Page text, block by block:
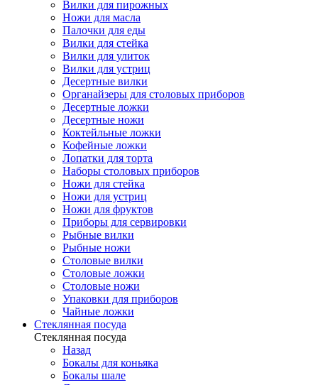
Вилки для пирожных
Ножи для масла
Палочки для еды
Вилки для стейка
Вилки для улиток
Вилки для устриц
Десертные вилки
Органайзеры для столовых приборов
Десертные ложки
Десертные ножи
Коктейльные ложки
Кофейные ложки
Лопатки для торта
Наборы столовых приборов
Ножи для стейка
Ножи для устриц
Ножи для фруктов
Приборы для сервировки
Рыбные вилки
Рыбные ножи
Столовые вилки
Столовые ложки
Столовые ножи
Упаковки для приборов
Чайные ложки
Стеклянная посуда
Стеклянная посуда
Назад
Бокалы для коньяка
Бокалы шале